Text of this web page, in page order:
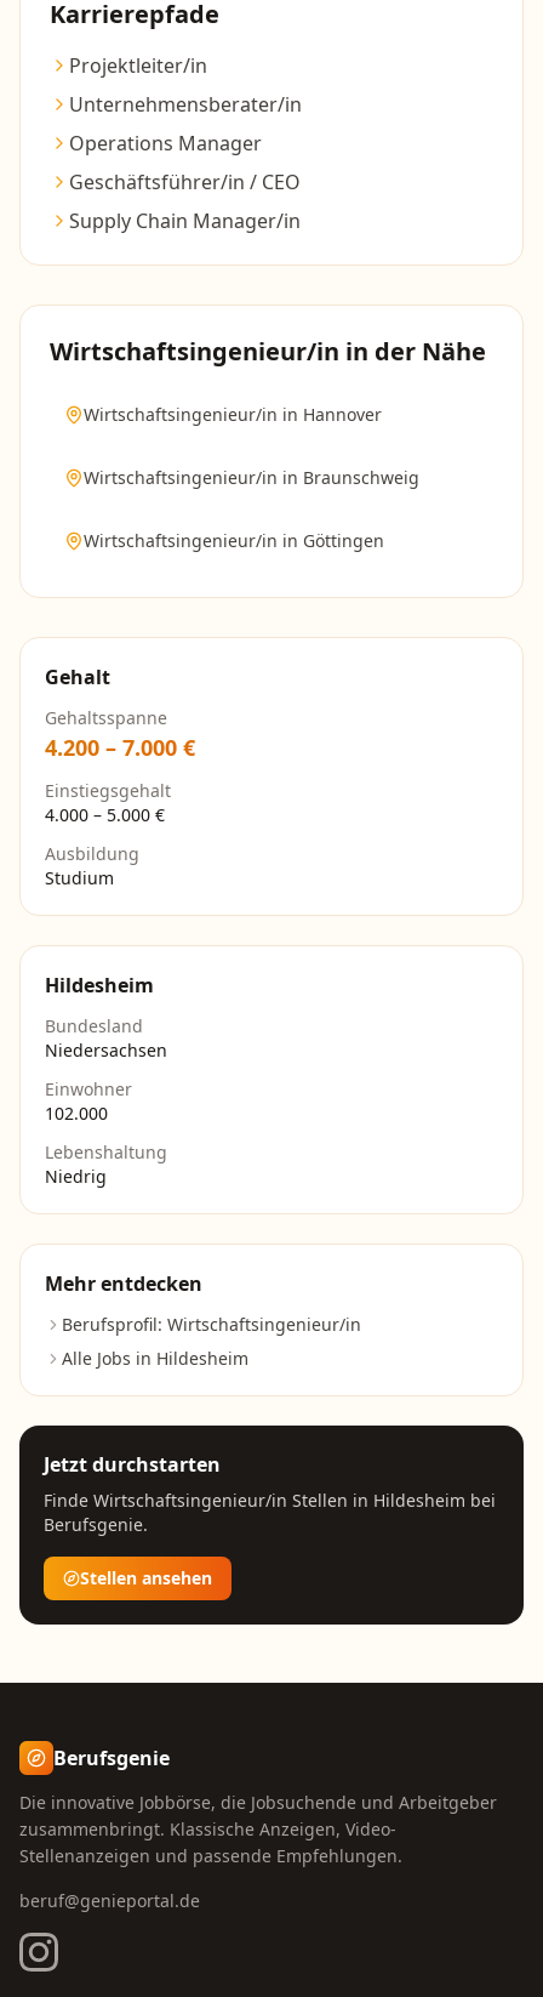
Karrierepfade
Projektleiter/in
Unternehmensberater/in
Operations Manager
Geschäftsführer/in / CEO
Supply Chain Manager/in
Wirtschaftsingenieur/in in der Nähe
Wirtschaftsingenieur/in in Hannover
Wirtschaftsingenieur/in in Braunschweig
Wirtschaftsingenieur/in in Göttingen
Gehalt
Gehaltsspanne
4.200 – 7.000 €
Einstiegsgehalt
4.000 – 5.000 €
Ausbildung
Studium
Hildesheim
Bundesland
Niedersachsen
Einwohner
102.000
Lebenshaltung
Niedrig
Mehr entdecken
Berufsprofil: Wirtschaftsingenieur/in
Alle Jobs in Hildesheim
Jetzt durchstarten
Finde Wirtschaftsingenieur/in Stellen in Hildesheim bei
Berufsgenie.
Stellen ansehen
Berufsgenie
Die innovative Jobbörse, die Jobsuchende und Arbeitgeber
zusammenbringt. Klassische Anzeigen, Video-
Stellenanzeigen und passende Empfehlungen.
beruf@genieportal.de